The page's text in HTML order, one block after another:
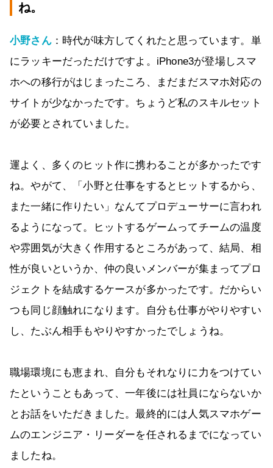
ね。
小野さん：時代が味方してくれたと思っています。単
にラッキーだっただけですよ。iPhone3が登場しスマ
ホへの移行がはじまったころ、まだまだスマホ対応の
サイトが少なかったです。ちょうど私のスキルセット
が必要とされていました。
運よく、多くのヒット作に携わることが多かったです
ね。やがて、「小野と仕事をするとヒットするから、
また一緒に作りたい」なんてプロデューサーに言われ
るようになって。ヒットするゲームってチームの温度
や雰囲気が大きく作用するところがあって、結局、相
性が良いというか、仲の良いメンバーが集まってプロ
ジェクトを結成するケースが多かったです。だからい
つも同じ顔触れになります。自分も仕事がやりやすい
し、たぶん相手もやりやすかったでしょうね。
職場環境にも恵まれ、自分もそれなりに力をつけてい
たということもあって、一年後には社員にならないか
とお話をいただきました。最終的には人気スマホゲー
ムのエンジニア・リーダーを任されるまでになってい
ましたね。